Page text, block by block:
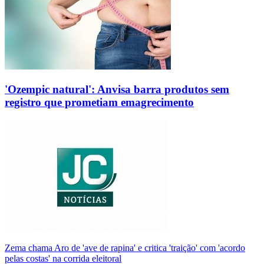
'Ozempic natural': Anvisa barra produtos sem
registro que prometiam emagrecimento
Zema chama Aro de 'ave de rapina' e critica 'traição' com 'acordo
pelas costas' na corrida eleitoral